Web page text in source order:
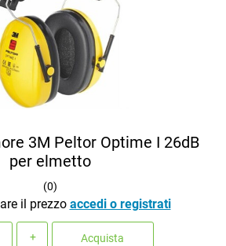
3M Peltor Optime I 26dB
per elmetto
(0)
il prezzo accedi o registrati
Acquista